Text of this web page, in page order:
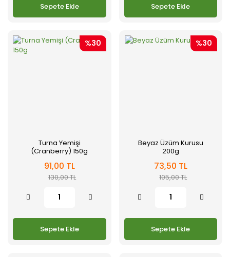
Sepete Ekle Sepete Ekle
%30
Turna Yemişi
(Cranberry) 150g
91,00 TL
130,00 TL
Sepete Ekle
%30
Beyaz Üzüm Kurusu
200g
73,50 TL
105,00 TL
Sepete Ekle